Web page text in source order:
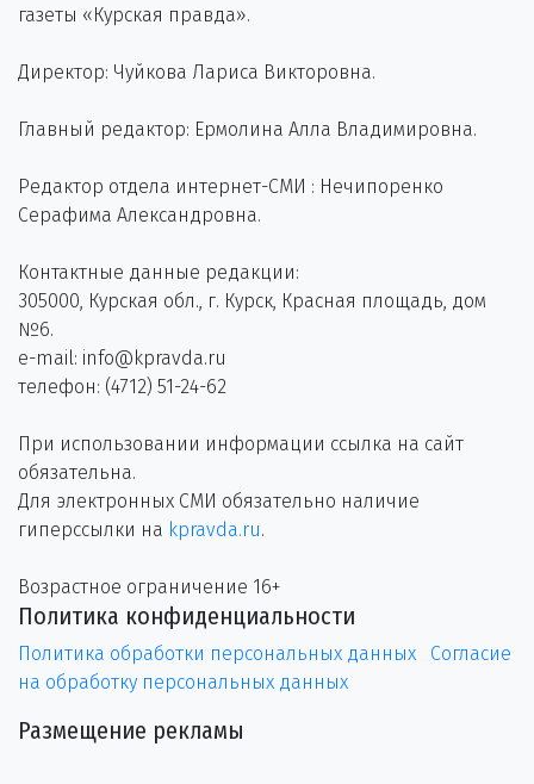
газеты «Курская правда».
Директор: Чуйкова Лариса Викторовна.
Главный редактор: Ермолина Алла Владимировна.
Редактор отдела интернет-СМИ : Нечипоренко
Серафима Александровна.
Контактные данные редакции:
305000, Курская обл., г. Курск, Красная площадь, дом
№6.
e-mail: info@kpravda.ru
телефон: (4712) 51-24-62
При использовании информации ссылка на сайт
обязательна.
Для электронных СМИ обязательно наличие
гиперссылки на kpravda.ru.
Возрастное ограничение 16+
Политика конфиденциальности
Политика обработки персональных данных
Согласие
на обработку персональных данных
Размещение рекламы